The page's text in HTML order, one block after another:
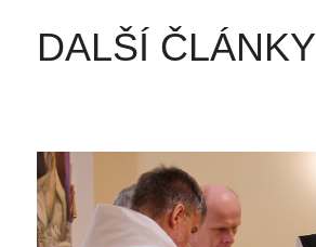
DALŠÍ ČLÁNKY